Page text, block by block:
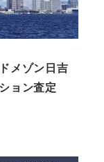
メゾン日吉
ョン査定